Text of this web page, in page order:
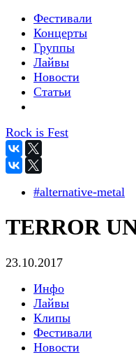
Фестивали
Концерты
Группы
Лайвы
Новости
Статьи
Rock is Fest
#alternative-metal
TERROR
23.10.2017
Инфо
Лайвы
Клипы
Фестивали
Новости